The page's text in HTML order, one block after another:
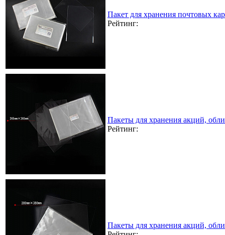
Пакет для хранения почтовых
Рейтинг:
Пакеты для хранения акций,
Рейтинг:
Пакеты для хранения акций,